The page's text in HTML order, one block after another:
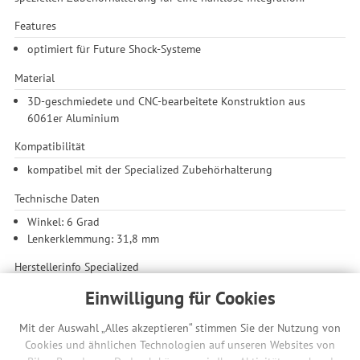
Einwilligung für Cookies
Mit der Auswahl „Alles akzeptieren“ stimmen Sie der Nutzung von
Cookies und ähnlichen Technologien auf unseren Websites von
Features
optimiert für Future Shock-Systeme
Material
3D-geschmiedete und CNC-bearbeitete Konstruktion aus
6061er Aluminium
Kompatibilität
kompatibel mit der Specialized Zubehörhalterung
Technische Daten
Winkel: 6 Grad
Lenkerklemmung: 31,8 mm
Herstellerinfo Specialized
Wir sind Rider - diese Tatsache hat jede Entscheidung
geprägt, die Specialized seit 1974 getroffen hat. Weil es
damals keine qualitativ hochwertigen Reifen gab, hat sich
Specialized auf die Fahnen geschrieben, die allerbesten Pneus